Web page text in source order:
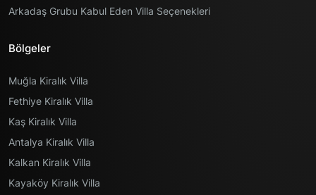
Arkadaş Grubu Kabul Eden Villa Seçenekleri
Bölgeler
Muğla Kiralık Villa
Fethiye Kiralık Villa
Kaş Kiralık Villa
Antalya Kiralık Villa
Kalkan Kiralık Villa
Kayaköy Kiralık Villa